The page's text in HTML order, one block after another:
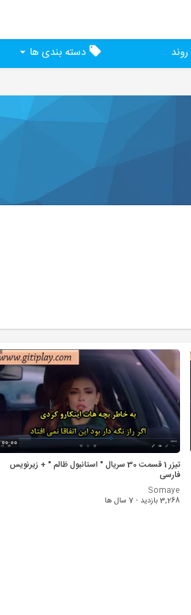
روند دسته بندی ها
00:00
تیزر 1 قسمت 30 سریال " استانبول ظالم " + زیرنویس
فارسی
Somaye
3,268 بازدید
· 7 سال ها